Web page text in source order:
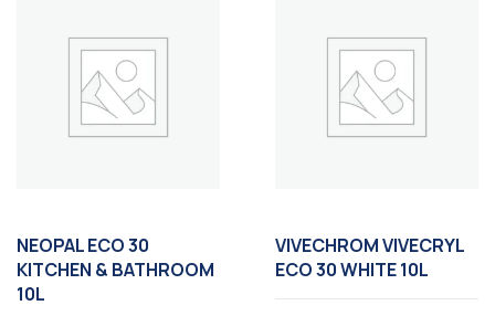
NEOPAL ECO 30
KITCHEN & BATHROOM
10L
VIVECHROM VIVECRYL
ECO 30 WHITE 10L